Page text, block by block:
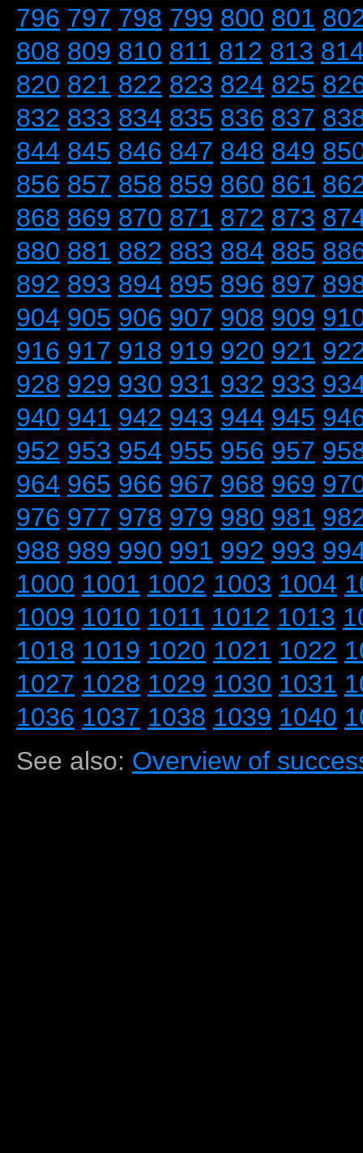
796 797 798 799 800 801
808 809 810 811 812 813
820 821 822 823 824 825
832 833 834 835 836 837
844 845 846 847 848 849
856 857 858 859 860 861
868 869 870 871 872 873
880 881 882 883 884 885
892 893 894 895 896 897
904 905 906 907 908 909
916 917 918 919 920 921
928 929 930 931 932 933
940 941 942 943 944 945
952 953 954 955 956 957
964 965 966 967 968 969
976 977 978 979 980 981
988 989 990 991 992 993
1000 1001 1002 1003 1004
1009 1010 1011 1012 1013
1018 1019 1020 1021 1022
1027 1028 1029 1030 1031
1036 1037 1038 1039 1040
See also: Overview of